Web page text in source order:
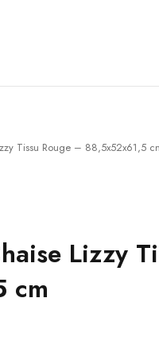
Tissu Rouge – 88,5x52x61,5
Lizzy
cm